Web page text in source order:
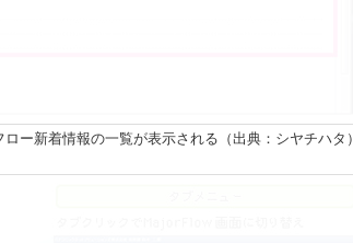
ー新着情報の一覧が表示される（出典：シヤチハタ）